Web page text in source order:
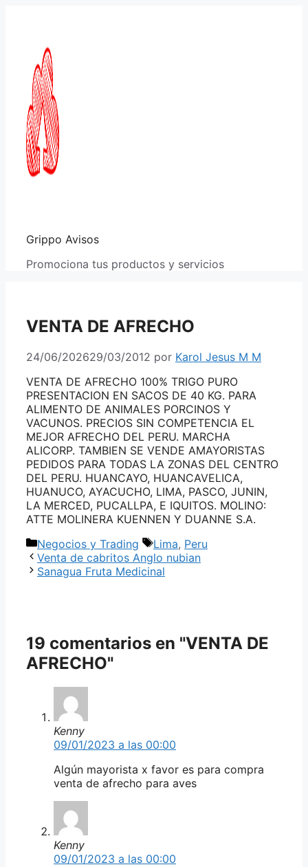
Grippo Avisos
Promociona tus productos y servicios
VENTA DE AFRECHO
24/06/202629/03/2012 por Karol Jesus M M
VENTA DE AFRECHO 100% TRIGO PURO
PRESENTACION EN SACOS DE 40 KG. PARA
ALIMENTO DE ANIMALES PORCINOS Y
VACUNOS. PRECIOS SIN COMPETENCIA EL
MEJOR AFRECHO DEL PERU. MARCHA
ALICORP. TAMBIEN SE VENDE AMAYORISTAS
PEDIDOS PARA TODAS LA ZONAS DEL CENTRO
DEL PERU. HUANCAYO, HUANCAVELICA,
HUANUCO, AYACUCHO, LIMA, PASCO, JUNIN,
LA MERCED, PUCALLPA, E IQUITOS. MOLINO:
ATTE MOLINERA KUENNEN Y DUANNE S.A.
Categorías
Negocios y Trading Etiquetas
Lima, Peru
Venta de cabritos Anglo nubian
Sanagua Fruta Medicinal
19 comentarios en "VENTA DE
AFRECHO"
Kenny
09/01/2023 a las 00:00
Algún mayorista x favor es para compra
venta de afrecho para aves
Kenny
09/01/2023 a las 00:00